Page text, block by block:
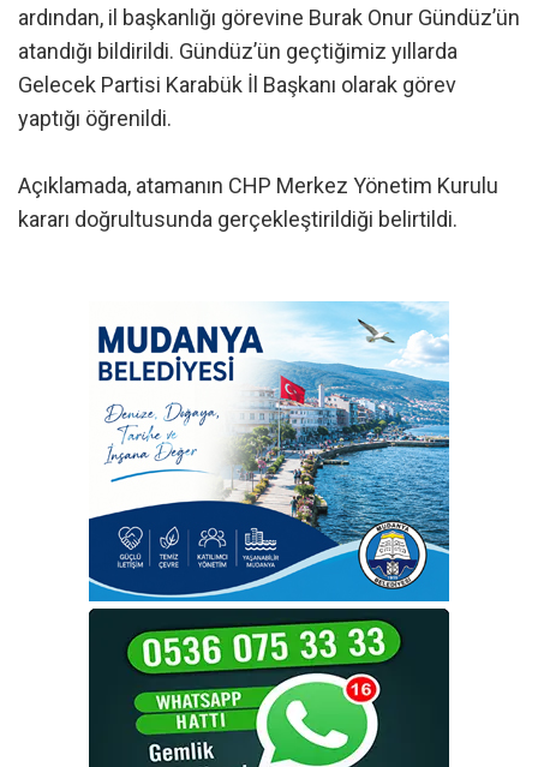
ardından, il başkanlığı görevine Burak Onur Gündüz’ün
atandığı bildirildi. Gündüz’ün geçtiğimiz yıllarda
Gelecek Partisi Karabük İl Başkanı olarak görev
yaptığı öğrenildi.
Açıklamada, atamanın CHP Merkez Yönetim Kurulu
kararı doğrultusunda gerçekleştirildiği belirtildi.